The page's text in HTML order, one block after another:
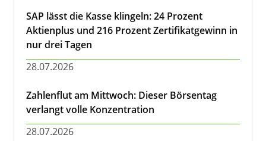
SAP lässt die Kasse klingeln: 24 Prozent
Aktienplus und 216 Prozent Zertifikatgewinn in
nur drei Tagen
28.07.2026
Zahlenflut am Mittwoch: Dieser Börsentag
verlangt volle Konzentration
28.07.2026